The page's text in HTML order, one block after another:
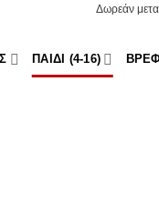
Δωρεάν
ΠΑΙΔΊ (4-16)